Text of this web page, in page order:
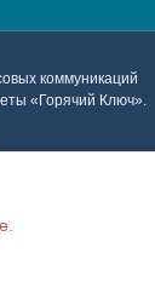
коммуникаций
«Горячий Ключ».